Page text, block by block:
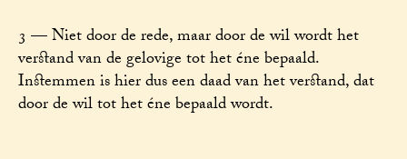
3 — Niet door de rede, maar door de wil wordt het
verstand van de gelovige tot het éne bepaald.
Instemmen is hier dus een daad van het verstand, dat
door de wil tot het éne bepaald wordt.